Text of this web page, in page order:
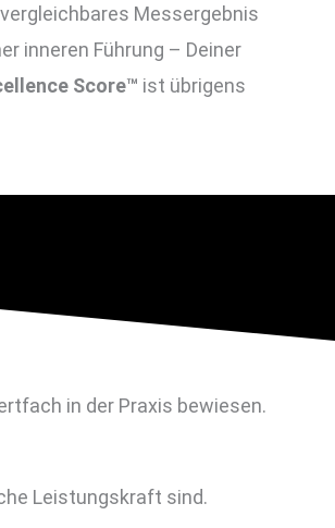
Messergebnis
inneren Führung – Deiner
Score™ ist übrigens
in der Praxis bewiesen.
Leistungskraft sind.